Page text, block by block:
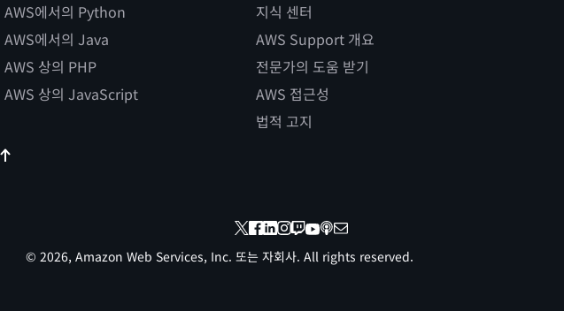
AWS에서의 Python
AWS에서의 Java
AWS 상의 PHP
AWS 상의 JavaScript
지식 센터
AWS Support 개요
전문가의 도움 받기
AWS 접근성
법적 고지
© 2026, Amazon Web Services, Inc. 또는 자회사. All rights reserved.